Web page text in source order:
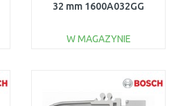
32 mm 1600A032GG
W MAGAZYNIE
Do porównania